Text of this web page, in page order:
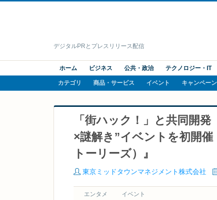
デジタルPRとプレスリリース配信
ホーム ビジネス 公共・政治 テクノロジー・IT
カテゴリ 商品・サービス イベント キャンペーン
「街ハック！」と共同開
×謎解き”イベントを初開催
トーリーズ）』
東京ミッドタウンマネジメント株式会社
エンタメ イベント